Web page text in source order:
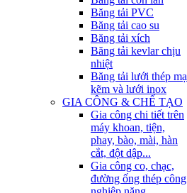
Băng tải PVC
Băng tải cao su
Băng tải xích
Băng tải kevlar chịu
nhiệt
Băng tải lưới thép mạ
kẽm và lưới inox
GIA CÔNG & CHẾ TẠO
Gia công chi tiết trên
máy khoan, tiện,
phay, bào, mài, hàn
cắt, đột dập...
Gia công co, chạc,
đường ống thép công